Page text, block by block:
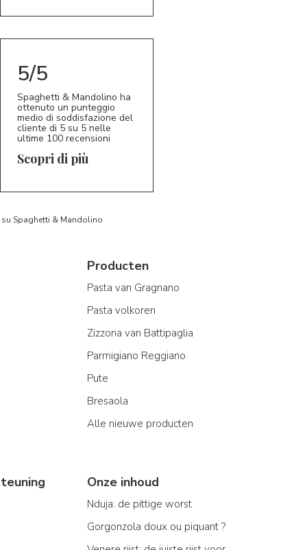
5/5
Spaghetti & Mandolino ha
ottenuto un punteggio
medio di soddisfazione del
cliente di 5 su 5 nelle
ultime 100 recensioni
Scopri di più
Spaghetti & Mandolino
Producten
Pasta van Gragnano
Pasta volkoren
Zizzona van Battipaglia
Parmigiano Reggiano
Pute
Bresaola
Alle nieuwe producten
Onze inhoud
Nduja: de pittige worst
Gorgonzola doux ou piquant ?